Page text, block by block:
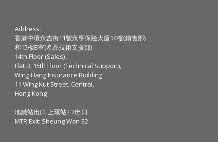
Address:
香港中環永吉街11號永亨保險大廈14樓(銷售部)
和15樓B室(產品技術支援部)
14th Floor (Sales) ,
Flat B, 15th Floor (Technical Support),
Wing Hang Insurance Building
11 Wing Kut Street, Central,
Hong Kong
地鐵站出口:上環站 E2出口
MTR Exit: Sheung Wan E2